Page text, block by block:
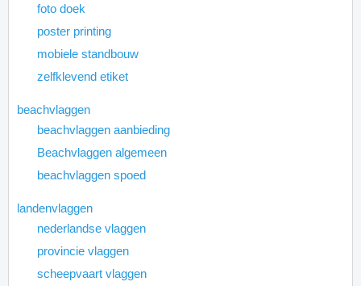
foto doek
poster printing
mobiele standbouw
zelfklevend etiket
beachvlaggen
beachvlaggen aanbieding
Beachvlaggen algemeen
beachvlaggen spoed
landenvlaggen
nederlandse vlaggen
provincie vlaggen
scheepvaart vlaggen